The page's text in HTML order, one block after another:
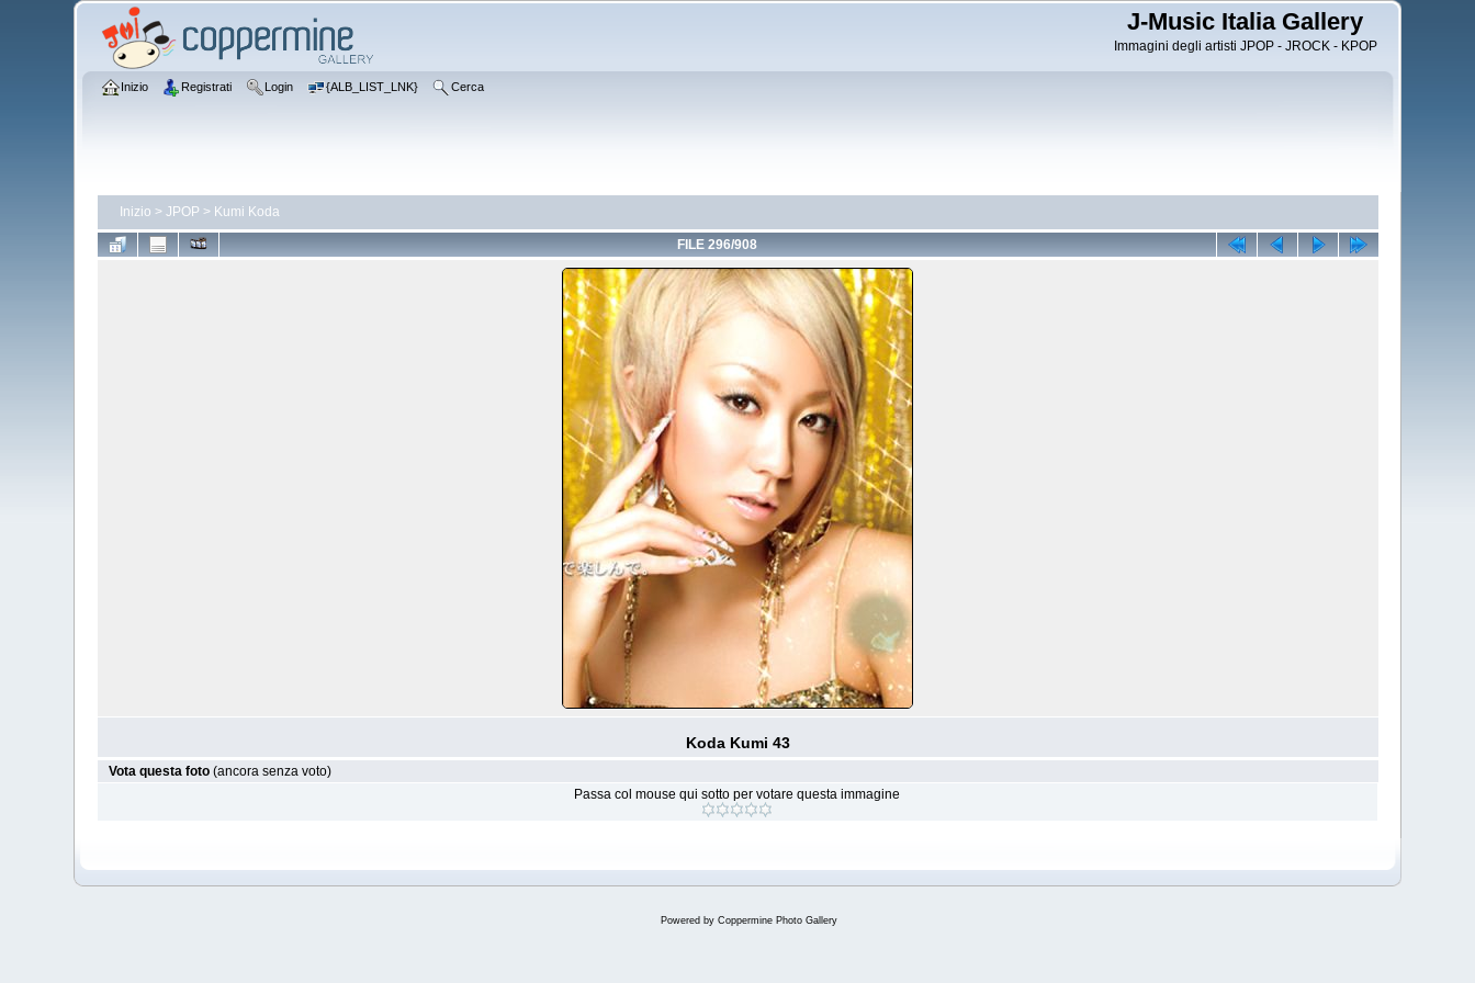
J-Music Italia Gallery
Immagini degli artisti JPOP - JROCK - KPOP
Inizio Registrati Login {ALB_LIST_LNK} Cerca
Inizio > JPOP > Kumi Koda
FILE 296/908
Koda Kumi 43
Vota questa foto (ancora senza voto)
Passa col mouse qui sotto per votare questa immagine
Powered by Coppermine Photo Gallery